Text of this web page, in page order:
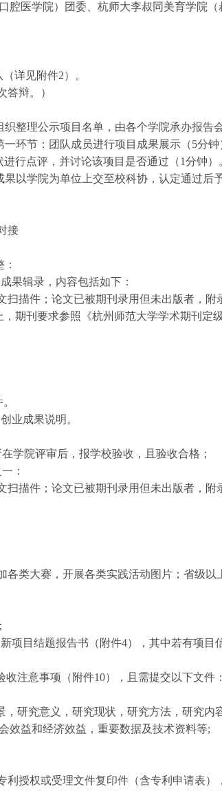
腔医学院）团委、杭师大李叔同美育学院
详见附件2）。
答辩。）
整理公示项目名单，由各个学院承办报告会
环节：团队成员进行项目成果展示（5分
行点评，并讨论该项目是否通过（1分钟）
以学院为单位上交至校科协，认定通过后
接
果辑录，内容包括如下：
描件；论文已被期刊录用但未出版者，附
期刊要求参照《杭州师范大学学术期刊定
业成果说明。
学院评审后，报学校验收，且验收合格；
：
描件；论文已被期刊录用但未出版者，附
类大赛，开展各类实践活动图片；省级以
项目结题报告书（附件4），其中若有项目
注意事项（附件10），且需提交以下文件：
研究意义，研究现状，研究方法，研究内
效益和经济效益，重要数据及技术资料等;
授权或受理文件复印件（含专利申请表）